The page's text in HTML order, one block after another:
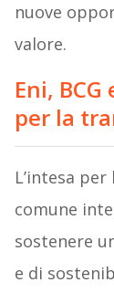
nuove
valore.
Eni,
per la
L’intesa
comune
sostenere
e di